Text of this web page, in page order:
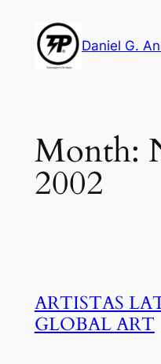
content
Daniel G.
Month:
2002
ARTISTAS
GLOBAL ART